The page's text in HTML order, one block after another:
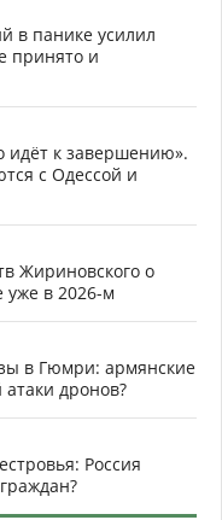
в панике усилил
принято и
идёт к завершению».
с Одессой и
Жириновского о
уже в 2026-м
в Гюмри: армянские
атаки дронов?
Россия